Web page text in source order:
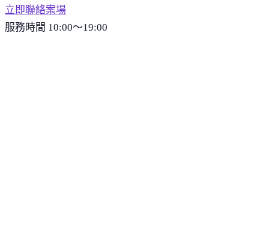
立即聯絡案場
服務時間 10:00～19:00